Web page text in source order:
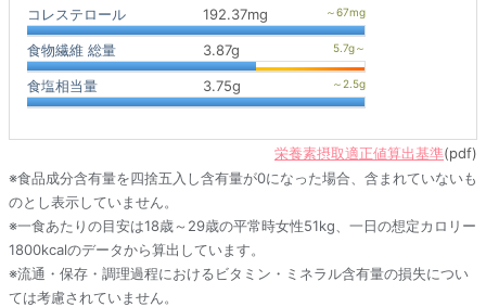
コレステロール
192.37mg
食物繊維 総量 3.87g
食塩相当量 3.75g
栄養素摂取適正値算出基準(pdf)
※食品成分含有量を四捨五入し含有量が0になった場合、含まれていないも
のとし表示していません。
※一食あたりの目安は18歳～29歳の平常時女性51kg、一日の想定カロリー
1800kcalのデータから算出しています。
※流通・保存・調理過程におけるビタミン・ミネラル含有量の損失につい
ては考慮されていません。